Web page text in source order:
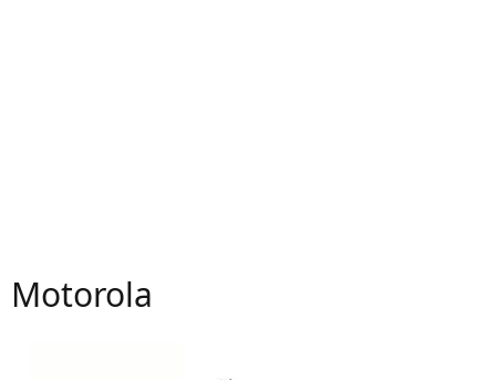
Motorola